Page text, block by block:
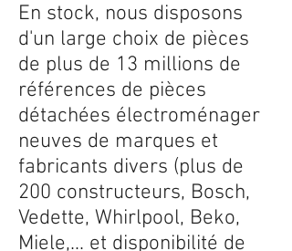
En stock, nous disposons
d'un large choix de pièces
de plus de 13 millions de
références de pièces
détachées électroménager
neuves de marques et
fabricants divers (plus de
200 constructeurs, Bosch,
Vedette, Whirlpool, Beko,
Miele,... et disponibilité de